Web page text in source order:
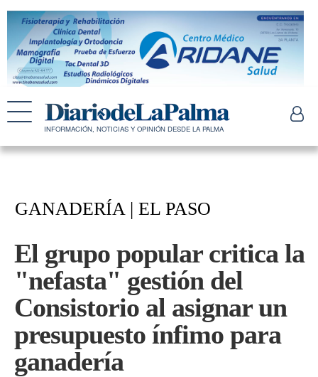
INFORMACIÓN, NOTICIAS Y OPINIÓN DESDE LA PALMA
GANADERÍA | EL PASO
El grupo popular critica la
"nefasta" gestión del
Consistorio al asignar un
presupuesto ínfimo para
ganadería